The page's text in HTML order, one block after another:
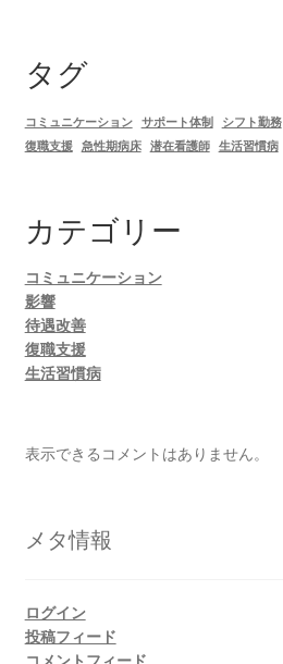
タグ
コミュニケーション サポート体制 シフト勤務
復職支援
急性期病床 潜在看護師 生活習慣病
カテゴリー
コミュニケーション
影響
待遇改善
復職支援
生活習慣病
表示できるコメントはありません。
メタ情報
ログイン
投稿フィード